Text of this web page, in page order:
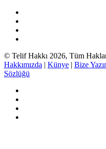
© Telif Hakkı 2026, Tüm
Hakkımızda | Künye | Bize
Sözlüğü